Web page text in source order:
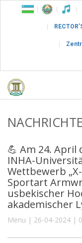
💪 Am 24. April
INHA-
Wettbewerb
Sportart
usbekischer
akademischer
Menu | 26-04-2024 |